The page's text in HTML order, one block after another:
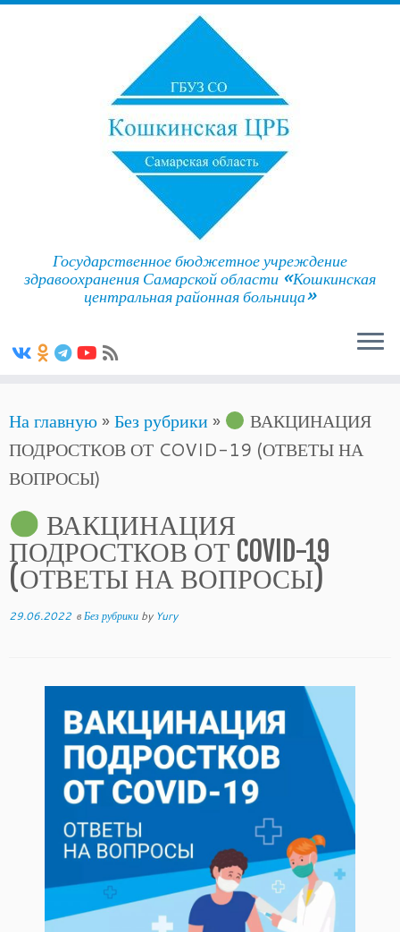
to
content
Государственное бюджетное учреждение
здравоохранения Самарской области «Кошкинская
центральная районная больница»
На главную»Без рубрики»
ВАКЦИНАЦИЯ
ПОДРОСТКОВ ОТ COVID-19 (ОТВЕТЫ НА
ВОПРОСЫ)
ВАКЦИНАЦИЯ
ПОДРОСТКОВ ОТ COVID-19
(ОТВЕТЫ НА ВОПРОСЫ)
29.06.2022 вБез рубрики by Yury